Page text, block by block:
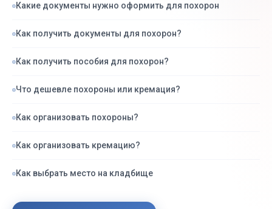
Какие документы нужно оформить для похорон
Как получить документы для похорон?
Как получить пособия для похорон?
Что дешевле похороны или кремация?
Как организовать похороны?
Как организовать кремацию?
Как выбрать место на кладбище